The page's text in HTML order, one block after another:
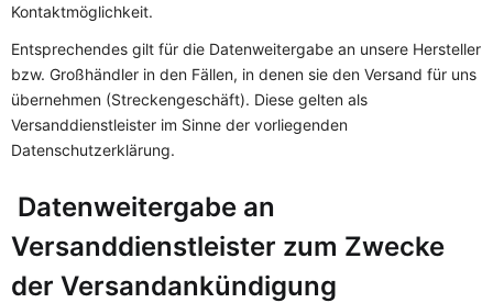
Kontaktmöglichkeit.
Entsprechendes gilt für die Datenweitergabe an unsere Hersteller
bzw. Großhändler in den Fällen, in denen sie den Versand für uns
übernehmen (Streckengeschäft). Diese gelten als
Versanddienstleister im Sinne der vorliegenden
Datenschutzerklärung.
Datenweitergabe an
Versanddienstleister zum Zwecke
der Versandankündigung